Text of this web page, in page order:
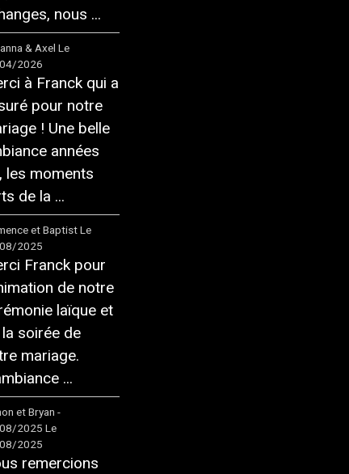
nous ...
& Axel Le
2026
à Franck qui a
pour notre
! Une belle
années
les moments
de la ...
et Baptist Le
2025
Franck pour
de notre
laïque et
soirée de
mariage.
...
et Bryan -
2025 Le
2025
remercions